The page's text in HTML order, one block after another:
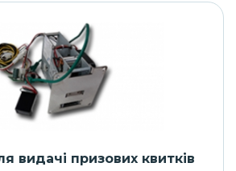
видачі призових квитків